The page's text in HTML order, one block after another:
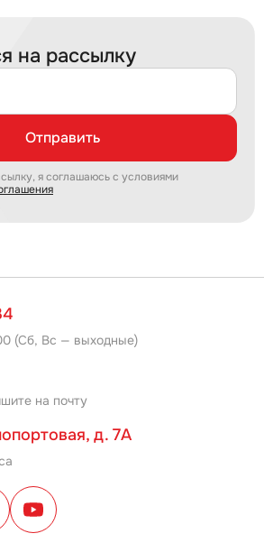
на рассылку
Отправить
я соглашаюсь с условиями
(Сб, Вс — выходные)
на почту
д. 7А